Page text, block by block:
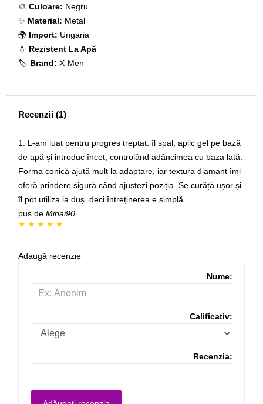
🎨 Culoare: Negru
✨ Material: Metal
🌍 Import: Ungaria
💧 Rezistent La Apă
🏷️ Brand: X-Men
Recenzii (1)
1. L-am luat pentru progres treptat: îl spal, aplic gel pe bază
de apă și introduc încet, controlând adâncimea cu baza lată.
Forma conică ajută mult la adaptare, iar textura diamant îmi
oferă prindere sigură când ajustezi poziția. Se curăță ușor și
îl pot utiliza la duș, deci întreținerea e simplă.
pus de Mihai90
Adaugă recenzie
Nume:
Calificativ:
Recenzia: